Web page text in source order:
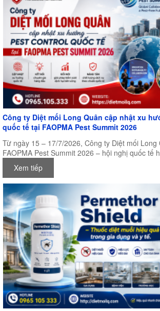
Công ty Diệt mối Long Quân cập nhật xu
quốc tế tại FAOPMA Pest Summit 2026
Từ ngày 15 – 17/7/2026, Công ty Diệt mối
FAOPMA Pest Summit 2026 – hội nghị quốc tế
và kiểm soát dịch hại khu vực Châu Á – Thái
chức tại Trung tâm Hội nghị Quốc tế New
Auckland, New Zealand.
Xem tiếp